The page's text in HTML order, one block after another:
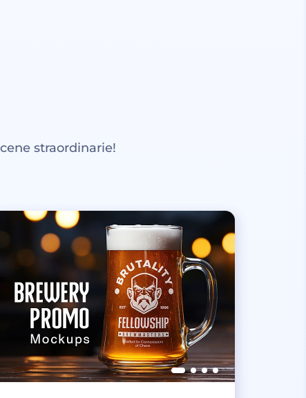
straordinarie!